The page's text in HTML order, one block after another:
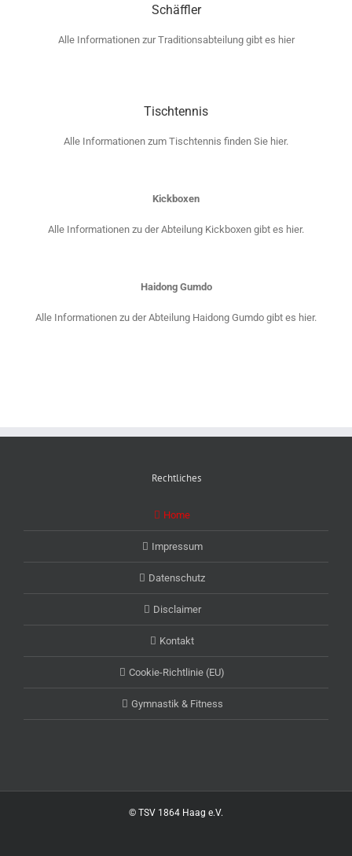
Schäffler
Alle Informationen zur Traditionsabteilung gibt es hier
Tischtennis
Alle Informationen zum Tischtennis finden Sie hier.
Kickboxen
Alle Informationen zu der Abteilung Kickboxen gibt es hier.
Haidong Gumdo
Alle Informationen zu der Abteilung Haidong Gumdo gibt es hier.
Rechtliches
Home
Impressum
Datenschutz
Disclaimer
Kontakt
Cookie-Richtlinie (EU)
Gymnastik & Fitness
© TSV 1864 Haag e.V.